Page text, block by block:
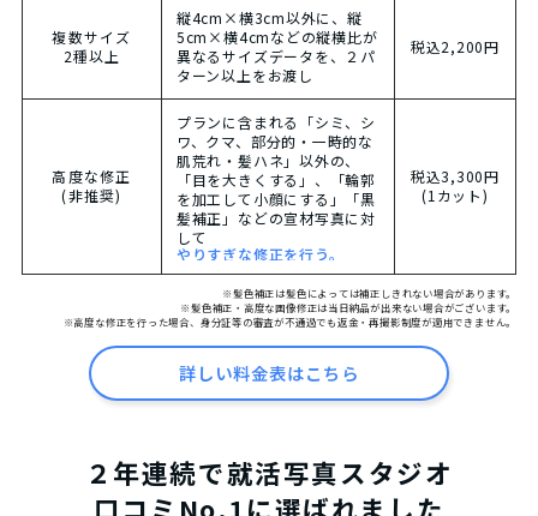
複数サイズ
2種以上
縦4cm×横3cm以外に、縦
5cm×横4cmなどの縦横比が
異なるサイズデータを、２パ
ターン以上をお渡し
税込2,200円
高度な修正
(非推奨)
プランに含まれる「シミ、シ
ワ、クマ、部分的・一時的な
肌荒れ・髪ハネ」以外の、
「目を大きくする」、「輪郭
を加工して小顔にする」「黒
髪補正」などの宣材写真に対
して
やりすぎな修正を行う。
税込3,300円
(1カット)
※髪色補正は髪色によっては補正しきれない場合があります。
※髪色補正・高度な画像修正は当日納品が出来ない場合がございます。
※高度な修正を行った場合、身分証等の審査が不通過でも返金・再撮影制度が適用できません。
詳しい料金表はこちら
２年連続で就活写真スタジオ
口コミNo.1に選ばれました